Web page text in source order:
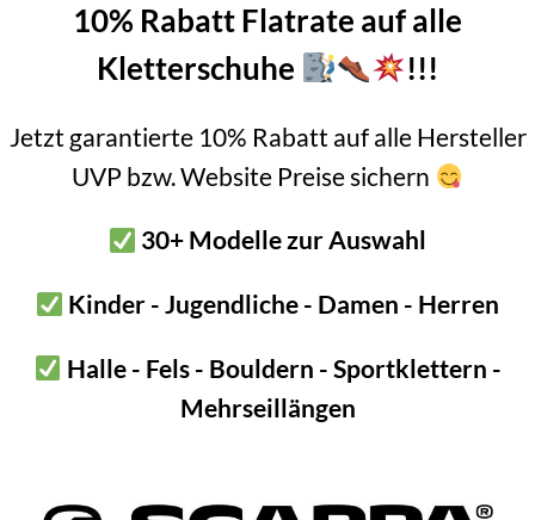
10% Rabatt Flatrate auf alle
Kletterschuhe
!!!
Jetzt garantierte 10% Rabatt auf alle Hersteller
UVP bzw. Website Preise sichern
30+ Modelle zur Auswahl
Kinder - Jugendliche - Damen - Herren
Halle - Fels - Bouldern - Sportklettern -
Mehrseillängen
- Top Seller
Weichmetallhaken 50mm-
70mm-90mm